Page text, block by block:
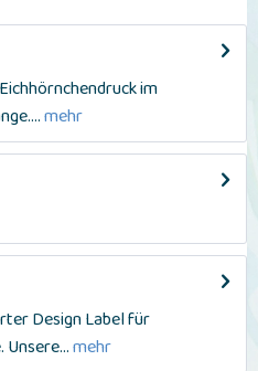
im
mehr
Design Label für
mehr